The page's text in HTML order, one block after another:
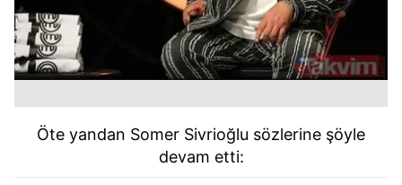
Öte yandan Somer Sivrioğlu sözlerine şöyle
devam etti: